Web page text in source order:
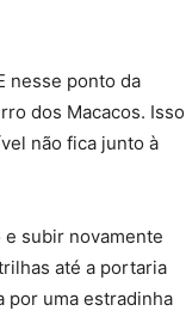
nesse ponto da
dos Macacos. Isso
não fica junto à
subir novamente
até a portaria
por uma estradinha